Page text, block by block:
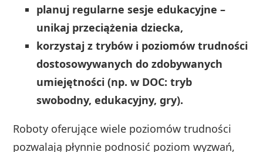
planuj regularne sesje edukacyjne –
unikaj przeciążenia dziecka,
korzystaj z trybów i poziomów trudności
dostosowywanych do zdobywanych
umiejętności (np. w DOC: tryb
swobodny, edukacyjny, gry).
Roboty oferujące wiele poziomów trudności
pozwalają płynnie podnosić poziom wyzwań,